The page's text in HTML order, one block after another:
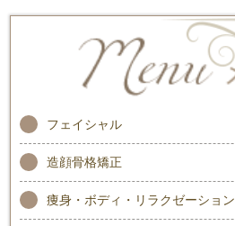
フェイシャル
造顔骨格矯正
痩身・ボディ・リラクゼーション